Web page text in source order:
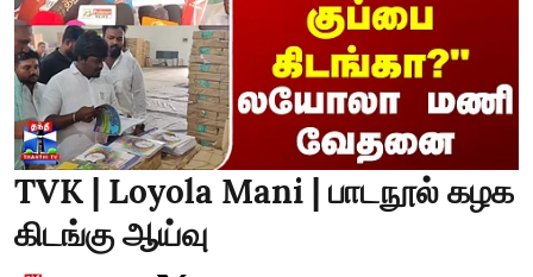
TVK | Loyola Mani | பாடநூல் கழக
கிடங்கு ஆய்வு